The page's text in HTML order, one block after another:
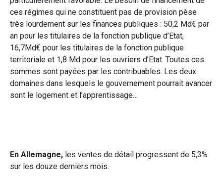
ces régimes qui ne constituent pas de provision pèse
très lourdement sur les finances publiques : 50,2 Md€ par
an pour les titulaires de la fonction publique d’Etat,
16,7Md€ pour les titulaires de la fonction publique
territoriale et 1,8 Md pour les ouvriers d’Etat. Toutes ces
sommes sont payées par les contribuables. Les deux
domaines dans lesquels le gouvernement pourrait avancer
sont le logement et l’apprentissage…
En Allemagne, les ventes de détail progressent de 5,3%
sur les douze derniers mois.